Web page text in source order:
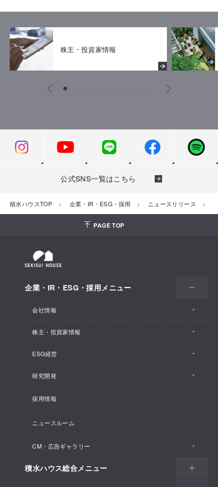
株主・投資家情報
公式SNS一覧はこちら
積水ハウスTOP 企業・IR・ESG・採用 ニュースリリース
PAGE TOP
企業・IR・ESG・採用メニュー
会社情報
会社情報トップ
事業概要
企業理念
株主・投資家情報
株主・投資家情報トップ
IRトピックス
経営計画
M.D.C. Holdings, Incの買収について
受注速報
ESG経営
ESG経営トップ
CEOメッセージ
ESG経営の方針・体制
マテリアリティ
環境
研究開発
しあわせ住まい研究所
総合住宅研究所
採用情報
ニュースルーム
CM・広告ギャラリー
CM・広告ギャラリートップ
積水ハウス総合メニュー